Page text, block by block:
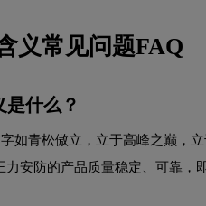
义常见问题FAQ
是什么？
如青松傲立，立于高峰之巅，
安防的产品质量稳定、可靠，